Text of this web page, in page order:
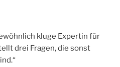
kluge Expertin für
drei Fragen, die sonst